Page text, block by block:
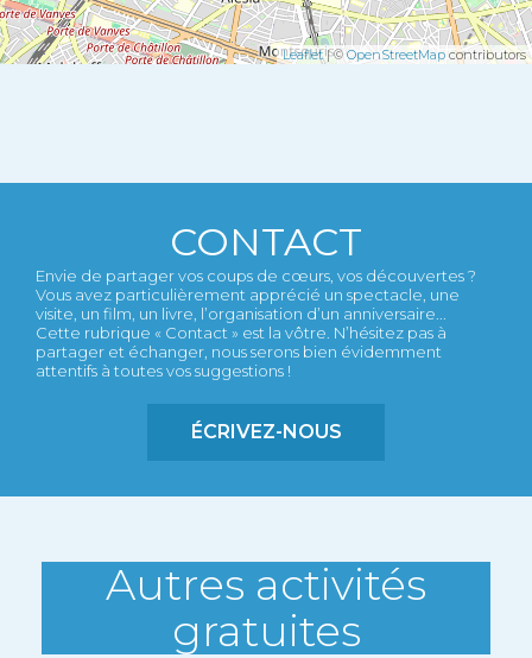
Leaflet| © OpenStreetMap contributors
CONTACT
Envie de partager vos coups de cœurs, vos découvertes ?
Vous avez particulièrement apprécié un spectacle, une
visite, un film, un livre, l’organisation d’un anniversaire...
Cette rubrique « Contact » est la vôtre. N’hésitez pas à
partager et échanger, nous serons bien évidemment
attentifs à toutes vos suggestions !
ÉCRIVEZ-NOUS
Autres activités
gratuites